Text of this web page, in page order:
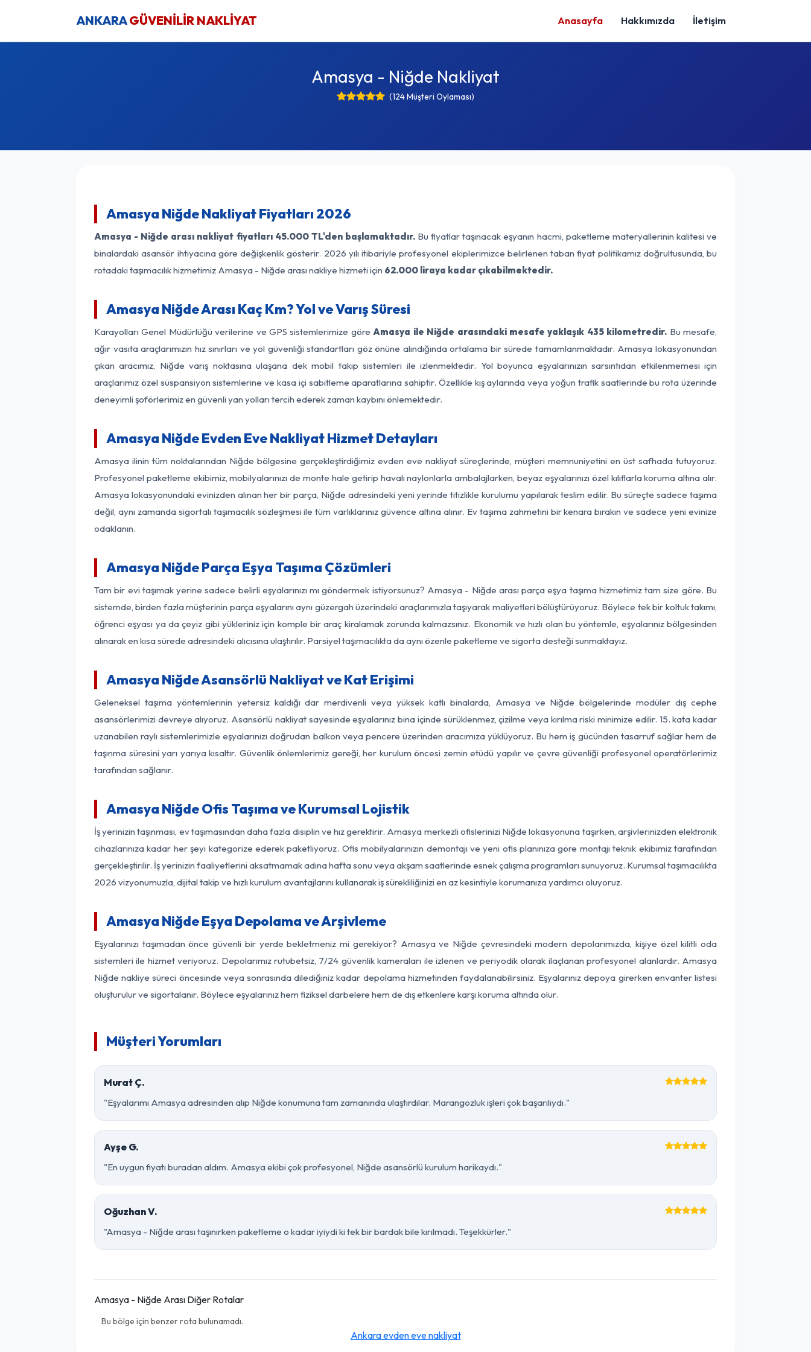
ANKARAGÜVENİLİR NAKLİYAT Anasayfa Hakkımızda İletişim
Amasya - Niğde Nakliyat
(124 Müşteri Oylaması)
Amasya Niğde Nakliyat Fiyatları 2026
Amasya - Niğde arası nakliyat fiyatları 45.000 TL'den başlamaktadır.Bu fiyatlar taşınacak eşyanın hacmi, paketleme materyallerinin kalitesi ve
binalardaki asansör ihtiyacına göre değişkenlik gösterir. 2026 yılı itibariyle profesyonel ekiplerimizce belirlenen taban fiyat politikamız doğrultusunda, bu
rotadaki taşımacılık hizmetimiz Amasya - Niğde arası nakliye hizmeti için 62.000 liraya kadar çıkabilmektedir.
Amasya Niğde Arası Kaç Km? Yol ve Varış Süresi
Karayolları Genel Müdürlüğü verilerine ve GPS sistemlerimize göreAmasya ile Niğde arasındaki mesafe yaklaşık 435 kilometredir. Bu mesafe,
ağır vasıta araçlarımızın hız sınırları ve yol güvenliği standartları göz önüne alındığında ortalama bir sürede tamamlanmaktadır. Amasya lokasyonundan
çıkan aracımız, Niğde varış noktasına ulaşana dek mobil takip sistemleri ile izlenmektedir. Yol boyunca eşyalarınızın sarsıntıdan etkilenmemesi için
araçlarımız özel süspansiyon sistemlerine ve kasa içi sabitleme aparatlarına sahiptir. Özellikle kış aylarında veya yoğun trafik saatlerinde bu rota üzerinde
deneyimli şoförlerimiz en güvenli yan yolları tercih ederek zaman kaybını önlemektedir.
Amasya Niğde Evden Eve Nakliyat Hizmet Detayları
Amasya ilinin tüm noktalarından Niğde bölgesine gerçekleştirdiğimiz evden eve nakliyat süreçlerinde, müşteri memnuniyetini en üst safhada tutuyoruz.
Profesyonel paketleme ekibimiz, mobilyalarınızı de monte hale getirip havalı naylonlarla ambalajlarken, beyaz eşyalarınızı özel kılıflarla koruma altına alır.
Amasya lokasyonundaki evinizden alınan her bir parça, Niğde adresindeki yeni yerinde titizlikle kurulumu yapılarak teslim edilir. Bu süreçte sadece taşıma
değil, aynı zamanda sigortalı taşımacılık sözleşmesi ile tüm varlıklarınız güvence altına alınır. Ev taşıma zahmetini bir kenara bırakın ve sadece yeni evinize
odaklanın.
Amasya Niğde Parça Eşya Taşıma Çözümleri
Tam bir evi taşımak yerine sadece belirli eşyalarınızı mı göndermek istiyorsunuz? Amasya - Niğde arası parça eşya taşıma hizmetimiz tam size göre. Bu
sistemde, birden fazla müşterinin parça eşyalarını aynı güzergah üzerindeki araçlarımızla taşıyarak maliyetleri bölüştürüyoruz. Böylece tek bir koltuk takımı,
öğrenci eşyası ya da çeyiz gibi yükleriniz için komple bir araç kiralamak zorunda kalmazsınız. Ekonomik ve hızlı olan bu yöntemle, eşyalarınız bölgesinden
alınarak en kısa sürede adresindeki alıcısına ulaştırılır. Parsiyel taşımacılıkta da aynı özenle paketleme ve sigorta desteği sunmaktayız.
Amasya Niğde Asansörlü Nakliyat ve Kat Erişimi
Geleneksel taşıma yöntemlerinin yetersiz kaldığı dar merdivenli veya yüksek katlı binalarda, Amasya ve Niğde bölgelerinde modüler dış cephe
asansörlerimizi devreye alıyoruz. Asansörlü nakliyat sayesinde eşyalarınız bina içinde sürüklenmez, çizilme veya kırılma riski minimize edilir. 15. kata kadar
uzanabilen raylı sistemlerimizle eşyalarınızı doğrudan balkon veya pencere üzerinden aracımıza yüklüyoruz. Bu hem iş gücünden tasarruf sağlar hem de
taşınma süresini yarı yarıya kısaltır. Güvenlik önlemlerimiz gereği, her kurulum öncesi zemin etüdü yapılır ve çevre güvenliği profesyonel operatörlerimiz
tarafından sağlanır.
Amasya Niğde Ofis Taşıma ve Kurumsal Lojistik
İş yerinizin taşınması, ev taşımasından daha fazla disiplin ve hız gerektirir. Amasya merkezli ofislerinizi Niğde lokasyonuna taşırken, arşivlerinizden elektronik
cihazlarınıza kadar her şeyi kategorize ederek paketliyoruz. Ofis mobilyalarınızın demontajı ve yeni ofis planınıza göre montajı teknik ekibimiz tarafından
gerçekleştirilir. İş yerinizin faaliyetlerini aksatmamak adına hafta sonu veya akşam saatlerinde esnek çalışma programları sunuyoruz. Kurumsal taşımacılıkta
2026 vizyonumuzla, dijital takip ve hızlı kurulum avantajlarını kullanarak iş sürekliliğinizi en az kesintiyle korumanıza yardımcı oluyoruz.
Amasya Niğde Eşya Depolama ve Arşivleme
Eşyalarınızı taşımadan önce güvenli bir yerde bekletmeniz mi gerekiyor? Amasya ve Niğde çevresindeki modern depolarımızda, kişiye özel kilitli oda
sistemleri ile hizmet veriyoruz. Depolarımız rutubetsiz, 7/24 güvenlik kameraları ile izlenen ve periyodik olarak ilaçlanan profesyonel alanlardır. Amasya
Niğde nakliye süreci öncesinde veya sonrasında dilediğiniz kadar depolama hizmetinden faydalanabilirsiniz. Eşyalarınız depoya girerken envanter listesi
oluşturulur ve sigortalanır. Böylece eşyalarınız hem fiziksel darbelere hem de dış etkenlere karşı koruma altında olur.
Müşteri Yorumları
Murat Ç.
"Eşyalarımı Amasya adresinden alıp Niğde konumuna tam zamanında ulaştırdılar. Marangozluk işleri çok başarılıydı."
Ayşe G.
"En uygun fiyatı buradan aldım. Amasya ekibi çok profesyonel, Niğde asansörlü kurulum harikaydı."
Oğuzhan V.
"Amasya - Niğde arası taşınırken paketleme o kadar iyiydi ki tek bir bardak bile kırılmadı. Teşekkürler."
Amasya - Niğde Arası Diğer Rotalar
Bu bölge için benzer rota bulunamadı.
Ankara evden eve nakliyat